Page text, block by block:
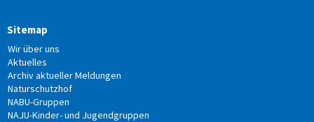
Sitemap
Wir über uns
Aktuelles
Archiv aktueller Meldungen
Naturschutzhof
NABU-Gruppen
NAJU-Kinder- und Jugendgruppen